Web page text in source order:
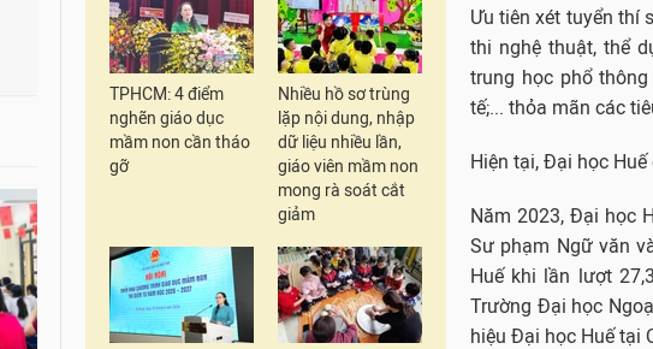
TPHCM: 4 điểm
nghẽn giáo dục
mầm non cần tháo
gỡ
Nhiều hồ sơ trùng
lặp nội dung, nhập
dữ liệu nhiều lần,
giáo viên mầm non
mong rà soát cắt
giảm
Ưu tiên xét tuyển thí
thi nghệ thuật, thể
trung học phổ
tế;... thỏa mãn các
Hiện tại, Đại học
Năm 2023, Đại học
Sư phạm Ngữ văn
Huế khi lần lượt
Trường Đại học
hiệu Đại học Huế tại